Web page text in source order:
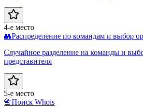
4-е место
👥Распределение по командам и выбор
Случайное разделение на команды и
представителя
5-е место
📇Поиск Whois